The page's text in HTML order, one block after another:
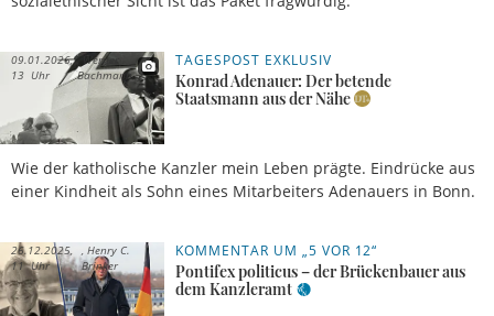
TAGESPOST EXKLUSIV
Konrad Adenauer: Der betende
Staatsmann aus der Nähe
Wie der katholische Kanzler mein Leben prägte. Eindrücke aus
einer Kindheit als Sohn eines Mitarbeiters Adenauers in Bonn.
09.01.2026,
13 Uhr
Werner
Bachmann
KOMMENTAR UM „5 VOR 12“
Pontifex politicus – der Brückenbauer aus
dem Kanzleramt
26.12.2025,
11 Uhr
Henry C.
Brinker